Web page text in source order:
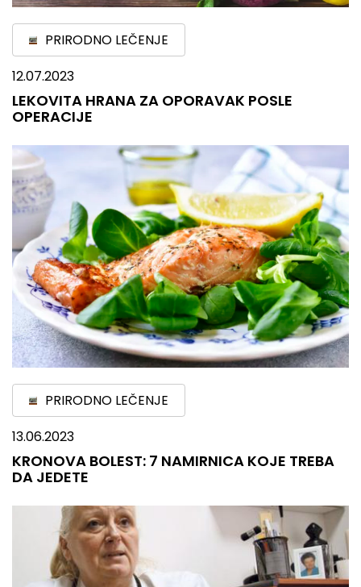
PRIRODNO LEČENJE
12.07.2023
LEKOVITA HRANA ZA OPORAVAK POSLE
OPERACIJE
PRIRODNO LEČENJE
13.06.2023
KRONOVA BOLEST: 7 NAMIRNICA KOJE TREBA
DA JEDETE